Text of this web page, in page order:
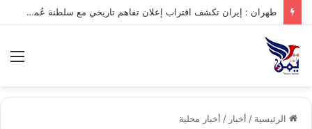
طهران : إيران تكشف اقتراب إعلان تفاهم تاريخي مع سلطنة عُمان بشأن تنظيم الملاحة في مضيق هرمز
الرئيسية / أخبار / أخبار محلية